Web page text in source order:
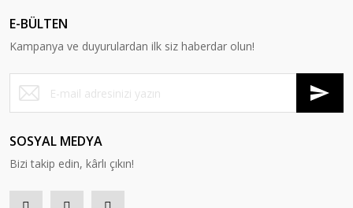
E-BÜLTEN
Kampanya ve duyurulardan ilk siz haberdar olun!
SOSYAL MEDYA
Bizi takip edin, kârlı çıkın!